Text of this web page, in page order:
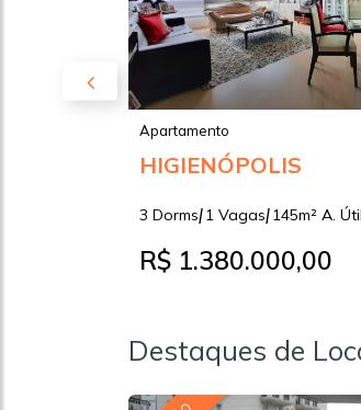
Apartamento
HIGIENÓPOLIS
3 Dorms|1 Vagas|145m² A. Útil
R$ 1.380.000,00
Destaques de